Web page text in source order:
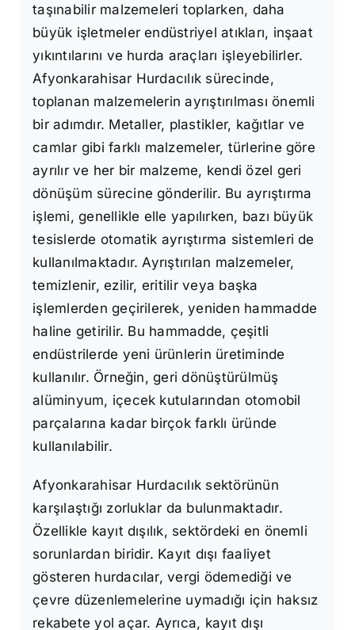
taşınabilir malzemeleri toplarken, daha
büyük işletmeler endüstriyel atıkları, inşaat
yıkıntılarını ve hurda araçları işleyebilirler.
Afyonkarahisar Hurdacılık sürecinde,
toplanan malzemelerin ayrıştırılması önemli
bir adımdır. Metaller, plastikler, kağıtlar ve
camlar gibi farklı malzemeler, türlerine göre
ayrılır ve her bir malzeme, kendi özel geri
dönüşüm sürecine gönderilir. Bu ayrıştırma
işlemi, genellikle elle yapılırken, bazı büyük
tesislerde otomatik ayrıştırma sistemleri de
kullanılmaktadır. Ayrıştırılan malzemeler,
temizlenir, ezilir, eritilir veya başka
işlemlerden geçirilerek, yeniden hammadde
haline getirilir. Bu hammadde, çeşitli
endüstrilerde yeni ürünlerin üretiminde
kullanılır. Örneğin, geri dönüştürülmüş
alüminyum, içecek kutularından otomobil
parçalarına kadar birçok farklı üründe
kullanılabilir.
Afyonkarahisar Hurdacılık sektörünün
karşılaştığı zorluklar da bulunmaktadır.
Özellikle kayıt dışılık, sektördeki en önemli
sorunlardan biridir. Kayıt dışı faaliyet
gösteren hurdacılar, vergi ödemediği ve
çevre düzenlemelerine uymadığı için haksız
rekabete yol açar. Ayrıca, kayıt dışı